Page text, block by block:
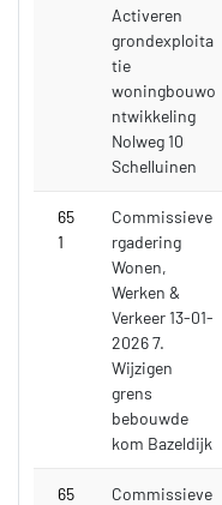
Activeren
grondexploita
tie
woningbouwo
ntwikkeling
Nolweg 10
Schelluinen
65
1
Commissieve
rgadering
Wonen,
Werken &
Verkeer 13-01-
2026 7.
Wijzigen
grens
bebouwde
kom Bazeldijk
65
Commissieve